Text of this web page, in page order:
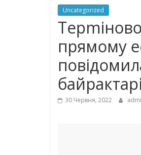
Uncategorized
прямому
30 Червня, 2022